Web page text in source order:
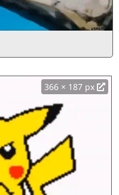
366 × 187 px